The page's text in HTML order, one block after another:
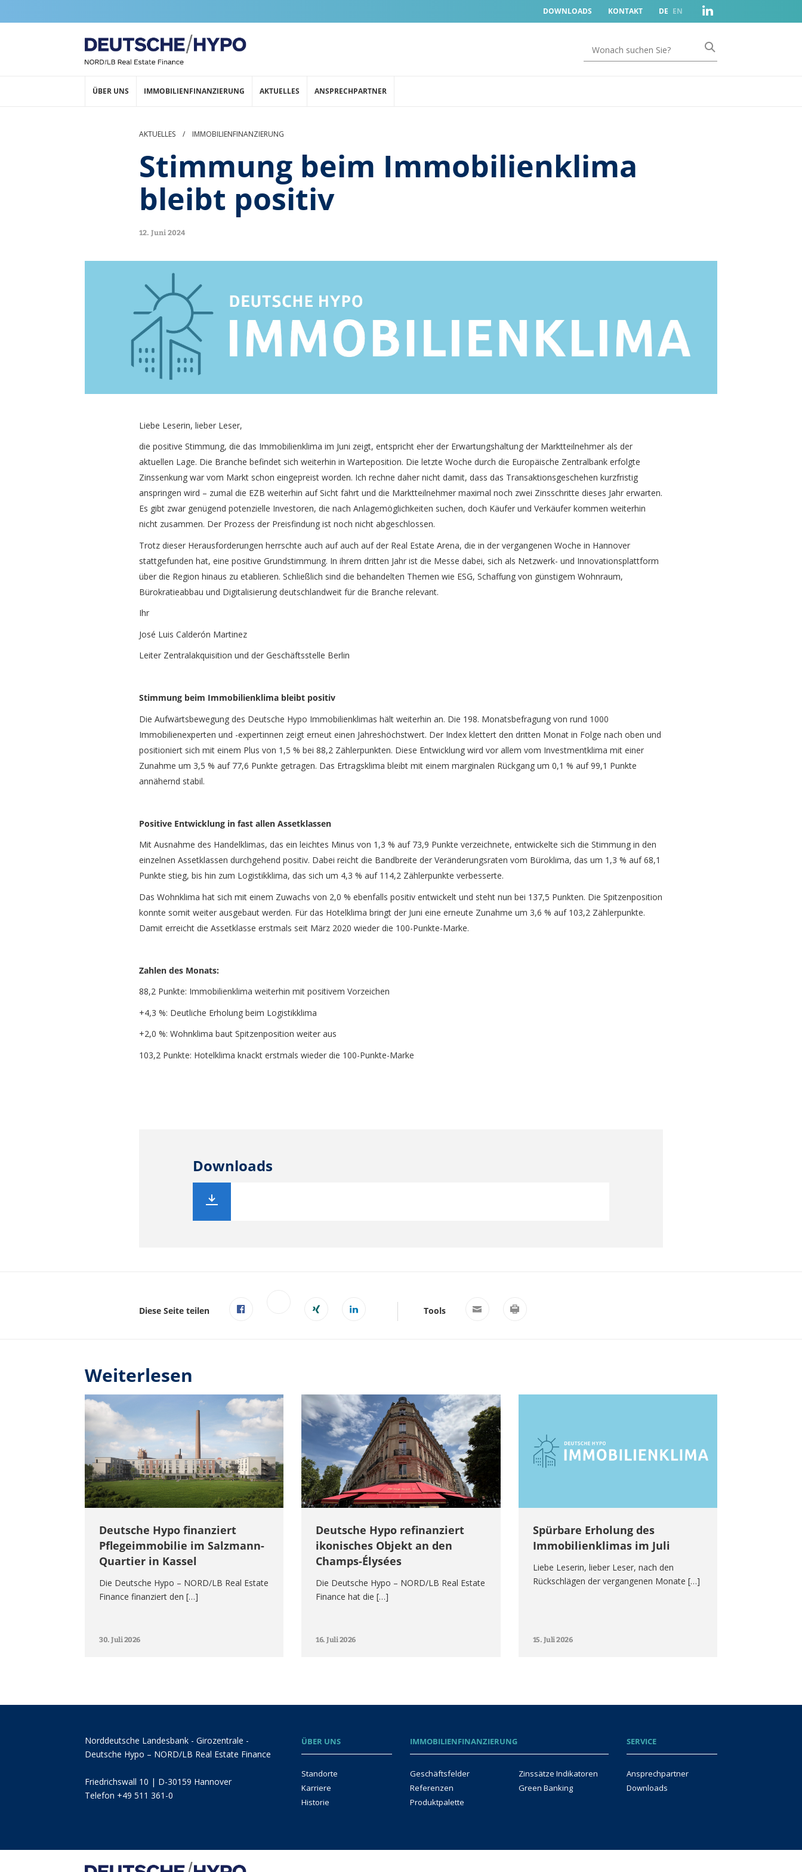
DOWNLOADS KONTAKT DE EN
ÜBER UNS IMMOBILIENFINANZIERUNG AKTUELLES ANSPRECHPARTNER
AKTUELLES / IMMOBILIENFINANZIERUNG
Stimmung beim Immobilienklima
bleibt positiv
12. Juni 2024
Liebe Leserin, lieber Leser,
die positive Stimmung, die das Immobilienklima im Juni zeigt, entspricht eher der Erwartungshaltung der Marktteilnehmer als der
aktuellen Lage. Die Branche befindet sich weiterhin in Warteposition. Die letzte Woche durch die Europäische Zentralbank erfolgte
Zinssenkung war vom Markt schon eingepreist worden. Ich rechne daher nicht damit, dass das Transaktionsgeschehen kurzfristig
anspringen wird – zumal die EZB weiterhin auf Sicht fährt und die Marktteilnehmer maximal noch zwei Zinsschritte dieses Jahr erwarten.
Es gibt zwar genügend potenzielle Investoren, die nach Anlagemöglichkeiten suchen, doch Käufer und Verkäufer kommen weiterhin
nicht zusammen. Der Prozess der Preisfindung ist noch nicht abgeschlossen.
Trotz dieser Herausforderungen herrschte auch auf auch auf der Real Estate Arena, die in der vergangenen Woche in Hannover
stattgefunden hat, eine positive Grundstimmung. In ihrem dritten Jahr ist die Messe dabei, sich als Netzwerk- und Innovationsplattform
über die Region hinaus zu etablieren. Schließlich sind die behandelten Themen wie ESG, Schaffung von günstigem Wohnraum,
Bürokratieabbau und Digitalisierung deutschlandweit für die Branche relevant.
Ihr
José Luis Calderón Martinez
Leiter Zentralakquisition und der Geschäftsstelle Berlin
Stimmung beim Immobilienklima bleibt positiv
Die Aufwärtsbewegung des Deutsche Hypo Immobilienklimas hält weiterhin an. Die 198. Monatsbefragung von rund 1000
Immobilienexperten und -expertinnen zeigt erneut einen Jahreshöchstwert. Der Index klettert den dritten Monat in Folge nach oben und
positioniert sich mit einem Plus von 1,5 % bei 88,2 Zählerpunkten. Diese Entwicklung wird vor allem vom Investmentklima mit einer
Zunahme um 3,5 % auf 77,6 Punkte getragen. Das Ertragsklima bleibt mit einem marginalen Rückgang um 0,1 % auf 99,1 Punkte
annähernd stabil.
Positive Entwicklung in fast allen Assetklassen
Mit Ausnahme des Handelklimas, das ein leichtes Minus von 1,3 % auf 73,9 Punkte verzeichnete, entwickelte sich die Stimmung in den
einzelnen Assetklassen durchgehend positiv. Dabei reicht die Bandbreite der Veränderungsraten vom Büroklima, das um 1,3 % auf 68,1
Punkte stieg, bis hin zum Logistikklima, das sich um 4,3 % auf 114,2 Zählerpunkte verbesserte.
Das Wohnklima hat sich mit einem Zuwachs von 2,0 % ebenfalls positiv entwickelt und steht nun bei 137,5 Punkten. Die Spitzenposition
konnte somit weiter ausgebaut werden. Für das Hotelklima bringt der Juni eine erneute Zunahme um 3,6 % auf 103,2 Zählerpunkte.
Damit erreicht die Assetklasse erstmals seit März 2020 wieder die 100-Punkte-Marke.
Zahlen des Monats:
88,2 Punkte: Immobilienklima weiterhin mit positivem Vorzeichen
+4,3 %: Deutliche Erholung beim Logistikklima
+2,0 %: Wohnklima baut Spitzenposition weiter aus
103,2 Punkte: Hotelklima knackt erstmals wieder die 100-Punkte-Marke
Downloads
Diese Seite teilen Tools
Weiterlesen
Deutsche Hypo finanziert
Pflegeimmobilie im Salzmann-
Quartier in Kassel
Die Deutsche Hypo – NORD/LB Real Estate
Finance finanziert den […]
30. Juli 2026
Deutsche Hypo refinanziert
ikonisches Objekt an den
Champs-Élysées
Die Deutsche Hypo – NORD/LB Real Estate
Finance hat die […]
16. Juli 2026
Spürbare Erholung des
Immobilienklimas im Juli
Liebe Leserin, lieber Leser, nach den
Rückschlägen der vergangenen Monate […]
15. Juli 2026
Norddeutsche Landesbank - Girozentrale -
Deutsche Hypo – NORD/LB Real Estate Finance
Friedrichswall 10 | D-30159 Hannover
Telefon +49 511 361-0
ÜBER UNS
Standorte
Karriere
Historie
IMMOBILIENFINANZIERUNG
Geschäftsfelder
Referenzen
Produktpalette
Zinssätze Indikatoren
Green Banking
SERVICE
Ansprechpartner
Downloads